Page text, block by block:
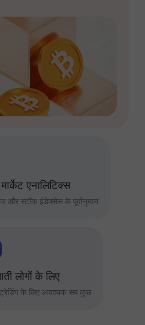
एनालिटिक्स
और स्टॉक इंडेक्सेस के पूर्वानुमान
लोगों के लिए
के लिए आवश्यक सब कुछ